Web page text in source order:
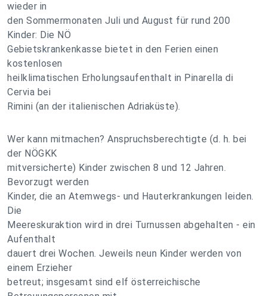
wieder in
den Sommermonaten Juli und August für rund 200
Kinder: Die NÖ
Gebietskrankenkasse bietet in den Ferien einen
kostenlosen
heilklimatischen Erholungsaufenthalt in Pinarella di
Cervia bei
Rimini (an der italienischen Adriaküste).
Wer kann mitmachen? Anspruchsberechtigte (d. h. bei
der NÖGKK
mitversicherte) Kinder zwischen 8 und 12 Jahren.
Bevorzugt werden
Kinder, die an Atemwegs- und Hauterkrankungen leiden.
Die
Meereskuraktion wird in drei Turnussen abgehalten - ein
Aufenthalt
dauert drei Wochen. Jeweils neun Kinder werden von
einem Erzieher
betreut; insgesamt sind elf österreichische